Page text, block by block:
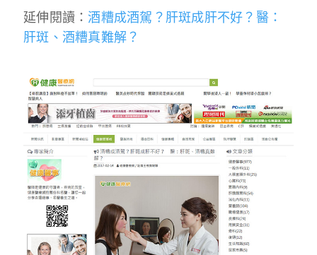
延伸閱讀：酒糟成酒駕？肝斑成肝不好？醫：
肝斑、酒糟真難解？